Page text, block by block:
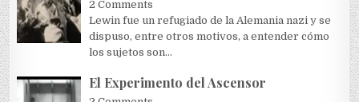
2 Comments
Lewin fue un refugiado de la Alemania nazi y se
dispuso, entre otros motivos, a entender cómo
los sujetos son...
El Experimento del Ascensor